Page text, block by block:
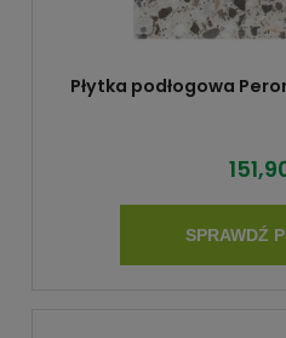
Płytka podłogowa
SPRAWDŹ